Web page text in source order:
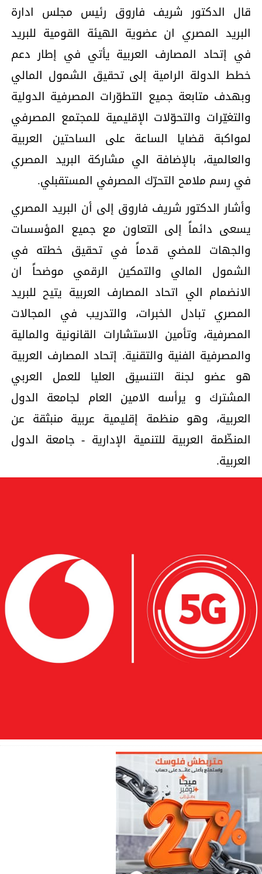
قال الدكتور شريف فاروق رئيس مجلس ادارة
البريد المصري ان عضوية الهيئة القومية للبريد
في إتحاد المصارف العربية يأتي في إطار دعم
خطط الدولة الرامية إلى تحقيق الشمول المالي
وبهدف متابعة جميع التطوّرات المصرفية الدولية
والتغيّرات والتحوّلات الإقليمية للمجتمع المصرفي
لمواكبة قضايا الساعة على الساحتين العربية
والعالمية، بالإضافة الي مشاركة البريد المصري
في رسم ملامح التحرّك المصرفي المستقبلي.
وأشار الدكتور شريف فاروق إلى أن البريد المصري
يسعى دائماً إلى التعاون مع جميع المؤسسات
والجهات للمضي قدماً في تحقيق خطته في
الشمول المالي والتمكين الرقمي موضحاً ان
الانضمام الي اتحاد المصارف العربية يتيح للبريد
المصري تبادل الخبرات، والتدريب في المجالات
المصرفية، وتأمين الاستشارات القانونية والمالية
والمصرفية الفنية والتقنية. إتحاد المصارف العربية
هو عضو لجنة التنسيق العليا للعمل العربي
المشترك و يرأسه الامين العام لجامعة الدول
العربية، وهو منظمة إقليمية عربية منبثقة عن
المنظّمة العربية للتنمية الإدارية - جامعة الدول
العربية.